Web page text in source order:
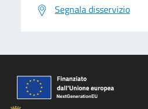
Segnala disservizio